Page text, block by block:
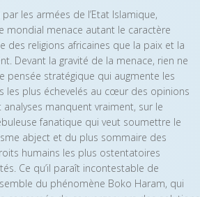
les armées de l’Etat Islamique,
mondial menace autant le caractère
des religions africaines que la paix et la
Devant la gravité de la menace, rien ne
pensée stratégique qui augmente les
les plus échevelés au cœur des opinions
manquent vraiment, sur le
fanatique qui veut soumettre le
abject et du plus sommaire des
humains les plus ostentatoires
Ce qu’il paraît incontestable de
du phénomène Boko Haram, qui